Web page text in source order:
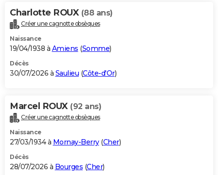
Alimentation
Guide de la santé
Maladies
Médicaments
Sommeil
VOYAGE
Destinations
City break
Voyage nature
Voyage de noces
Forum
Climat
+PHOTO
GUIDES D'ACHAT
BONS PLANS
Carte de Noël
Carte Bonne année
Carte Saint-Valentin
Carte Pâques
Carte d'anniversaire
DICTIONNAIRE
Dictionnaire
Biographies
Citations
Expressions
Proverbes
PROGRAMME TV
S'inscrire
Se connecter
Lycées
Collèges
Primaires
Universités
Entreprises
Service militaire
Avis de recherche
AVIS DE DÉCÈS
Charlotte ROUX (88 ans)
Créer une cagnotte obsèques
Naissance
19/04/1938 à Amiens (Somme)
Décès
30/07/2026 à Saulieu (Côte-d'Or)
Marcel ROUX (92 ans)
Créer une cagnotte obsèques
Naissance
27/03/1934 à Mornay-Berry(Cher)
Décès
28/07/2026 à Bourges (Cher)